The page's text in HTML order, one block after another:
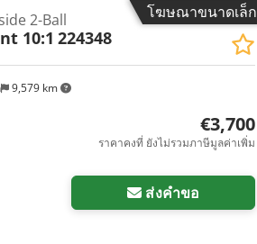
โฆษณาขนาดเล็ก
9,579 km
2-Ball
10:1 224348
€3,700
ราคาคงที่ ยังไม่รวมภาษีมูลค่าเพิ่ม
ส่งคำขอ